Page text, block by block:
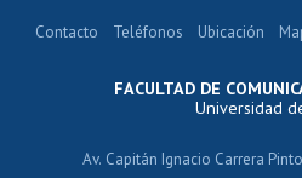
FACULTAD DE
Universidad
Av. Capitán Ignacio Carrera
Contacto Teléfonos Ubicación